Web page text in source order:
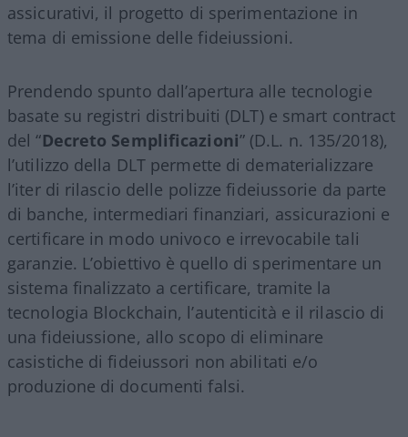
assicurativi, il progetto di sperimentazione in
tema di emissione delle fideiussioni.
Prendendo spunto dall’apertura alle tecnologie
basate su registri distribuiti (DLT) e smart contract
del “Decreto Semplificazioni” (D.L. n. 135/2018),
l’utilizzo della DLT permette di dematerializzare
l’iter di rilascio delle polizze fideiussorie da parte
di banche, intermediari finanziari, assicurazioni e
certificare in modo univoco e irrevocabile tali
garanzie. L’obiettivo è quello di sperimentare un
sistema finalizzato a certificare, tramite la
tecnologia Blockchain, l’autenticità e il rilascio di
una fideiussione, allo scopo di eliminare
casistiche di fideiussori non abilitati e/o
produzione di documenti falsi.